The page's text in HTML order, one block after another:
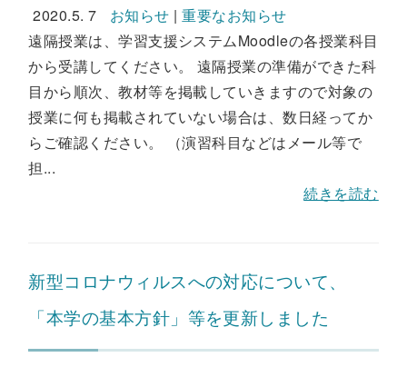
2020.5. 7 お知らせ |重要なお知らせ
遠隔授業は、学習支援システムMoodleの各授業科目
から受講してください。 遠隔授業の準備ができた科
目から順次、教材等を掲載していきますので対象の
授業に何も掲載されていない場合は、数日経ってか
らご確認ください。 （演習科目などはメール等で
担...
続きを読む
新型コロナウィルスへの対応について、
「本学の基本方針」等を更新しました